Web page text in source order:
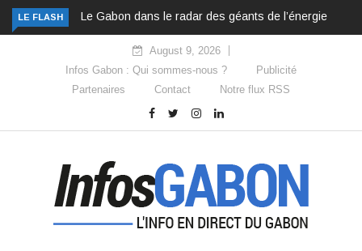
LE FLASH Le Gabon dans le radar des géants de l’énergie
August 9, 2026
Infos Gabon : Qui sommes-nous ?
Publicité
Partenaires
Contact Notre flux RSS